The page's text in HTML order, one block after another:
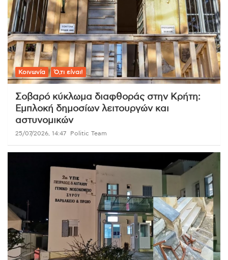
Κοινωνία Ό,τι είναι!
Σοβαρό κύκλωμα διαφθοράς στην Κρήτη:
Εμπλοκή δημοσίων λειτουργών και
αστυνομικών
25/07/2026, 14:47 Politic Team